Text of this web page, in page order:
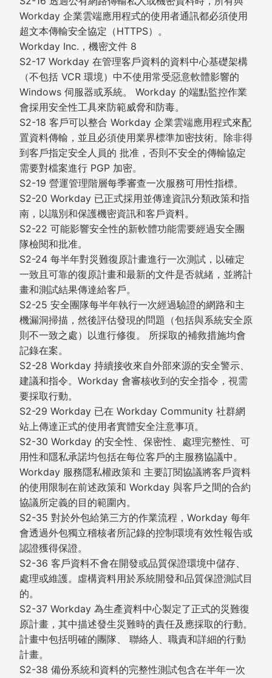
Workday 企業雲端應用程式的使用者通訊都必須使用
超文本傳輸安全協定（HTTPS）。
Workday Inc.，機密文件 8
S2-17 Workday 在管理客戶資料的資料中心基礎架構
（不包括 VCR 環境）中不使用常受惡意軟體影響的
Windows 伺服器或系統。 Workday 的端點監控作業
會採用安全性工具來防範威脅和防毒。
S2-18 客戶可以整合 Workday 企業雲端應用程式來配
置資料傳輸，並且必須使用業界標準加密技術。除非得
到客戶指定安全人員的 批准，否則不安全的傳輸協定
需要對檔案進行 PGP 加密。
S2-19 營運管理階層每季審查一次服務可用性指標。
S2-20 Workday 已正式採用並傳達資訊分類政策和指
南，以識別和保護機密資訊和客戶資料。
S2-22 可能影響安全性的新軟體功能需要經過安全團
隊檢閱和批准。
S2-24 每半年對災難復原計畫進行一次測試，以確定
一致且可靠的復原計畫和最新的文件是否就緒，並將計
畫和測試結果傳達給客戶。
S2-25 安全團隊每半年執行一次經過驗證的網路和主
機漏洞掃描，然後評估發現的問題（包括與系統安全原
則不一致之處）以進行修復。 所採取的補救措施均會
記錄在案。
S2-28 Workday 持續接收來自外部來源的安全警示、
建議和指令。Workday 會審核收到的安全指令，視需
要採取行動。
S2-29 Workday 已在 Workday Community 社群網
站上傳達正式的使用者實體安全注意事項。
S2-30 Workday 的安全性、保密性、處理完整性、可
用性和隱私承諾均包括在每位客戶的主服務協議中。
Workday 服務隱私權政策和 主要訂閱協議將客戶資料
的使用限制在前述政策和 Workday 與客戶之間的合約
協議所定義的目的範圍內。
S2-35 對於外包給第三方的作業流程，Workday 每年
會透過外包獨立稽核者所記錄的控制環境有效性報告或
認證獲得保證。
S2-36 客戶資料不會在開發或品質保證環境中儲存、
處理或維護。虛構資料用於系統開發和品質保證測試目
的。
S2-37 Workday 為生產資料中心製定了正式的災難復
原計畫，其中描述發生災難時的責任及應採取的行動。
計畫中包括明確的團隊、 聯絡人、職責和詳細的行動
計畫。
S2-38 備份系統和資料的完整性測試包含在半年一次